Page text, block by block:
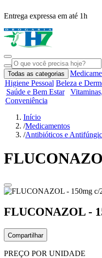
Entrega expressa em até 1h
Todas as categorias
Higiene Pessoal Beleza e
Saúde e Bem Estar
Conveniência
Início
/Medicamentos
/Antibióticos e
FLUCONAZOL -
Compartilhar
PREÇO POR UNIDADE